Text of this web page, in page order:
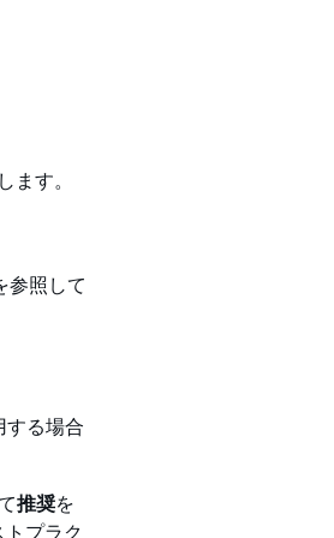
ます。
参照して
する場合
推奨を
プラク